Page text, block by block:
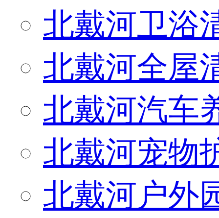
北戴河卫浴
北戴河全屋
北戴河汽车
北戴河宠物
北戴河户外